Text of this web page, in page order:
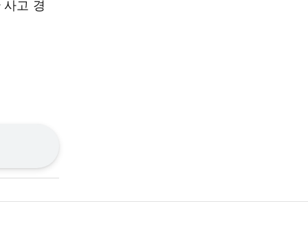
고 경